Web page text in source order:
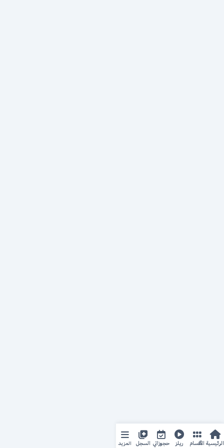
الرئيسية الأقسام ريلز حجوزاتي السجل المزيد